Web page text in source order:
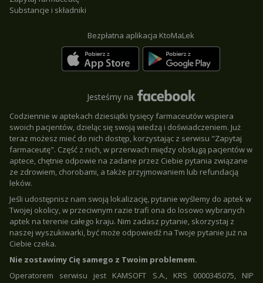
Substancje i składniki
Bezpłatna aplikacja KtoMaLek
Jesteśmy na
Codziennie w aptekach dziesiątki tysięcy farmaceutów wspiera
swoich pacjentów, dzieląc się swoją wiedzą i doświadczeniem. Już
teraz możesz mieć do nich dostęp, korzystając z serwisu "Zapytaj
farmaceutę". Część z nich, w przerwach między obsługą pacjentów w
aptece, chętnie odpowie na zadane przez Ciebie pytania związane
ze zdrowiem, chorobami, a także przyjmowaniem lub refundacją
leków.
Jeśli udostępnisz nam swoją lokalizację, pytanie wyślemy do aptek w
Twojej okolicy, w przeciwnym razie trafi ona do losowo wybranych
aptek na terenie całego kraju. Nim zadasz pytanie, skorzystaj z
naszej wyszukiwarki, być może odpowiedź na Twoje pytanie już na
Ciebie czeka.
Nie zostawimy Cię samego z Twoim problemem.
Operatorem serwisu jest KAMSOFT S.A., KRS 0000345075, NIP